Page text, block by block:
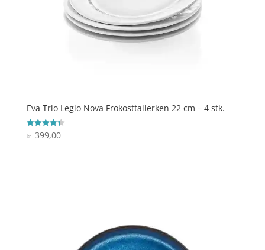
Eva Trio Legio Nova Frokosttallerken 22 cm – 4 stk.
Vurderet
4.4
kr.399,00